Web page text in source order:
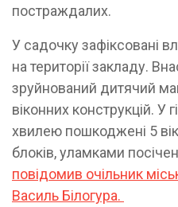
постраждалих.
У садочку зафіксовані
на території закладу.
зруйнований дитячий
віконних конструкцій. У
хвилею пошкоджені 5
блоків, уламками
повідомив очільник
Василь Білогура.